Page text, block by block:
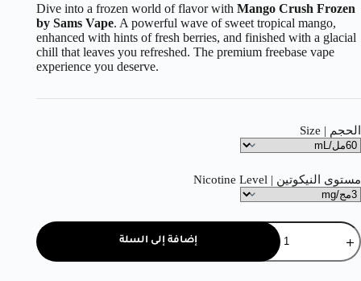
Dive into a frozen world of flavor with Mango Crush Frozen
by Sams Vape. A powerful wave of sweet tropical mango,
enhanced with hints of fresh berries, and finished with a glacial
chill that leaves you refreshed. The premium freebase vape
experience you deserve.
الحجم | Size
مستوى النيكوتين | Nicotine Level
إضافة إلى السلة